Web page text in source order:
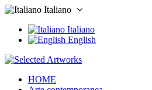
Italiano
Italiano
English
HOME